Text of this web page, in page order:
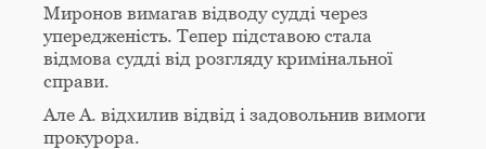
Миронов вимагав відводу судді через
упередженість. Тепер підставою стала
відмова судді від розгляду кримінальної
справи.
Але А. відхилив відвід і задовольнив вимоги
прокурора.